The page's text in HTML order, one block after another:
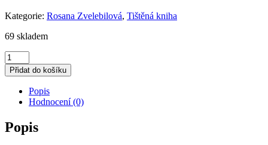
Kategorie: Rosana Zvelebilová, Tištěná kniha
69 skladem
Rosana
Zvelebilová
–
BEDNY
množství
Přidat do košíku
Popis
Hodnocení (0)
Popis